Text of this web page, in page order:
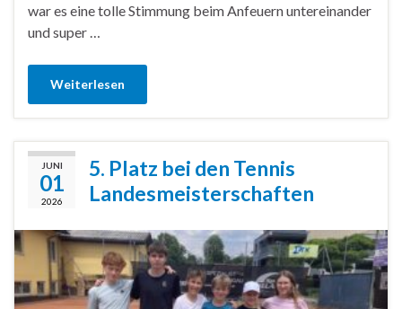
war es eine tolle Stimmung beim Anfeuern untereinander
und super …
Weiterlesen
JUNI
01
2026
5. Platz bei den Tennis
Landesmeisterschaften